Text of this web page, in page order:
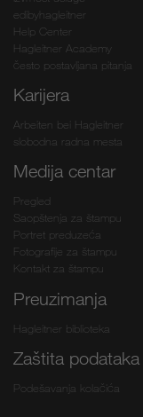
edibyhagleitner
Help Center
Hagleitner Academy
često postavljana pitanja
Karijera
Arbeiten bei Hagleitner
slobodna radna mesta
Medija centar
Pregled
Saopštenja za štampu
Portret preduzeća
Fotografije za štampu
Kontakt za štampu
Preuzimanja
Hagleitner biblioteka
Zaštita podataka
Podešavanja kolačića